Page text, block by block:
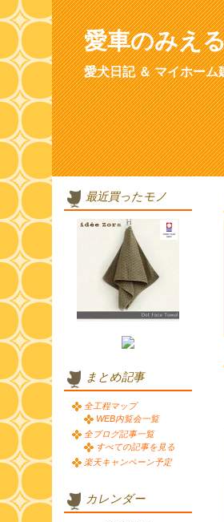
愛車のみえ
愛犬日記 ＆ マイホーム
最近買ったモノ
まとめ記事
全工程マップ
WEB内覧会一覧
全ブログ記事一覧
すべての記事を見る
楽天キャンペーン予定
カレンダー